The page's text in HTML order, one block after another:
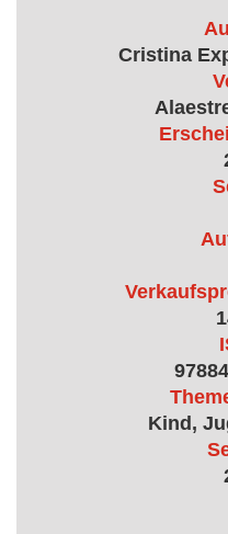
Cristina
Kind,